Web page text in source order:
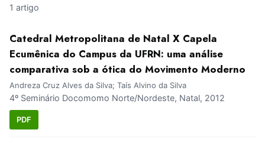
1 artigo
Catedral Metropolitana de Natal X Capela
Ecumênica do Campus da UFRN: uma análise
comparativa sob a ótica do Movimento Moderno
Andreza Cruz Alves da Silva; Taís Alvino da Silva
4º Seminário Docomomo Norte/Nordeste, Natal, 2012
PDF